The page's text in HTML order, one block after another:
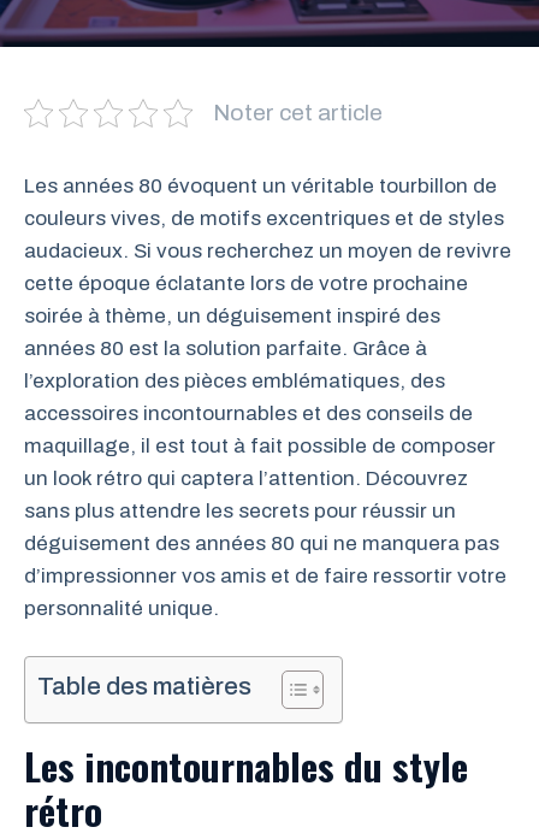
Noter cet article
Les années 80 évoquent un véritable tourbillon de
couleurs vives, de motifs excentriques et de styles
audacieux. Si vous recherchez un moyen de revivre
cette époque éclatante lors de votre prochaine
soirée à thème, un déguisement inspiré des
années 80 est la solution parfaite. Grâce à
l’exploration des pièces emblématiques, des
accessoires incontournables et des conseils de
maquillage, il est tout à fait possible de composer
un look rétro qui captera l’attention. Découvrez
sans plus attendre les secrets pour réussir un
déguisement des années 80 qui ne manquera pas
d’impressionner vos amis et de faire ressortir votre
personnalité unique.
Table des matières
Les incontournables du style
rétro